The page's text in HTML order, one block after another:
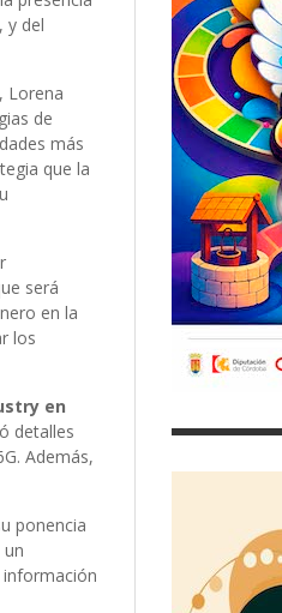
y del
Lorena
de
más
que la
será
en la
los
en
detalles
Además,
ponencia